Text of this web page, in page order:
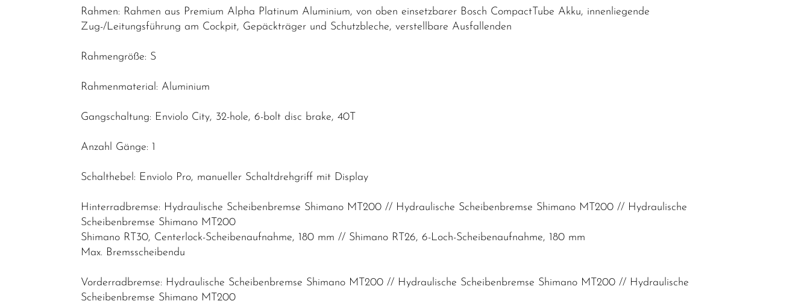
Rahmen: Rahmen aus Premium Alpha Platinum Aluminium, von oben einsetzbarer Bosch CompactTube Akku, innenliegende
Zug-/Leitungsführung am Cockpit, Gepäckträger und Schutzbleche, verstellbare Ausfallenden
Rahmengröße: S
Rahmenmaterial: Aluminium
Gangschaltung: Enviolo City, 32-hole, 6-bolt disc brake, 40T
Anzahl Gänge: 1
Schalthebel: Enviolo Pro, manueller Schaltdrehgriff mit Display
Hinterradbremse: Hydraulische Scheibenbremse Shimano MT200 // Hydraulische Scheibenbremse Shimano MT200 // Hydraulische
Scheibenbremse Shimano MT200
Shimano RT30, Centerlock-Scheibenaufnahme, 180 mm // Shimano RT26, 6-Loch-Scheibenaufnahme, 180 mm
Max. Bremsscheibendu
Vorderradbremse: Hydraulische Scheibenbremse Shimano MT200 // Hydraulische Scheibenbremse Shimano MT200 // Hydraulische
Scheibenbremse Shimano MT200